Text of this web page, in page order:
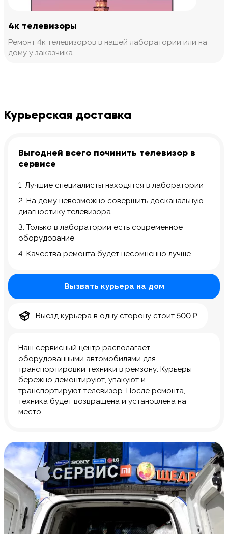
4к телевизоры
Ремонт 4к телевизоров в нашей лаборатории или на
дому у заказчика
Курьерская доставка
Выгодней всего починить телевизор в
сервисе
1. Лучшие специалисты находятся в лаборатории
2. На дому невозможно совершить досканальную
диагностику телевизора
3. Только в лаборатории есть современное
оборудование
4. Качества ремонта будет несомненно лучше
Наш сервисный центр располагает
оборудованными автомобилями для
транспортировки техники в ремзону. Курьеры
бережно демонтируют, упакуют и
транспортируют телевизор. После ремонта,
техника будет возвращена и установлена на
место.
Вызвать курьера на дом
Выезд курьера в одну сторону стоит 500 ₽